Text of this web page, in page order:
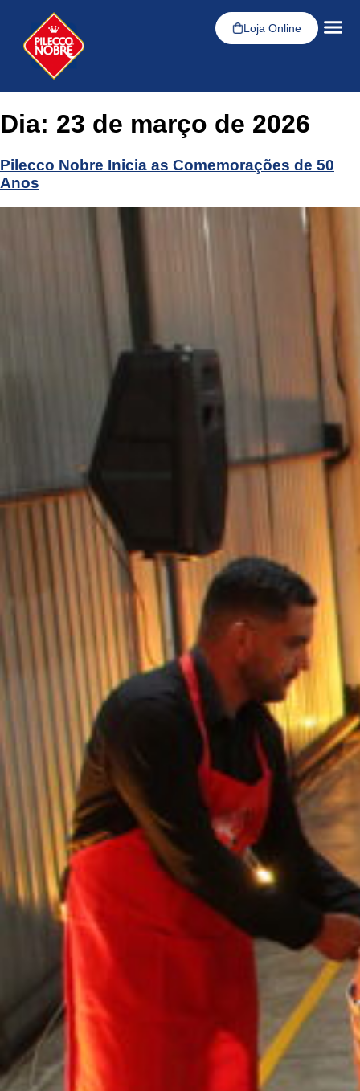
Loja Online
Dia: 23 de março de 2026
Pilecco Nobre Inicia as Comemorações de 50
Anos